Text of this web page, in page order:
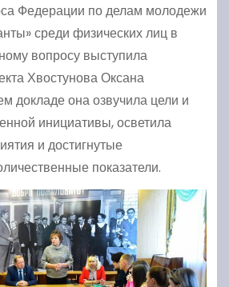
Федерации по делам молодежи
среди физических лиц в
вопросу выступила
Хвостунова Оксана
докладе она озвучила цели и
инициативы, осветила
и достигнутые
показатели.